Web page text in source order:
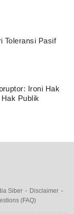
Toleransi Pasif
Ironi Hak
Publik
Siber
Disclaimer
(FAQ)